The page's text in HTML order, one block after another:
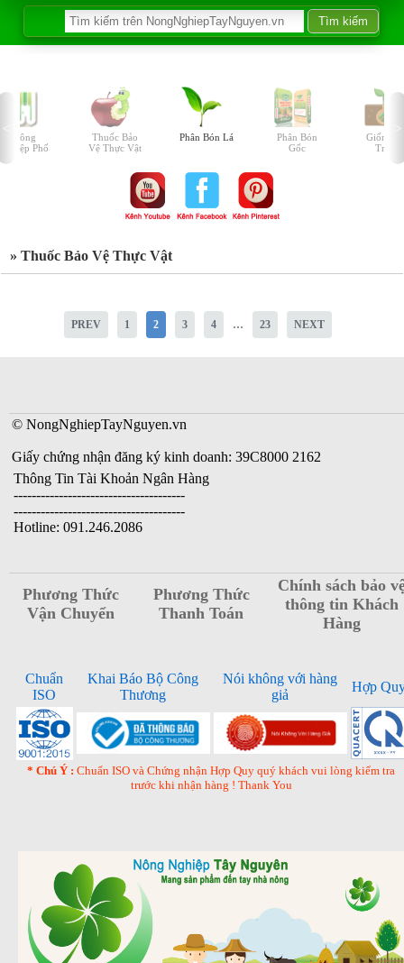
Nông
Nghiệp Phố
Thuốc Bảo
Vệ Thực Vật
Phân Bón Lá
Phân Bón
Gốc
Giống
Trồng
» Thuốc Bảo Vệ Thực Vật
PREV 1 2 3 4 ... 23 NEXT
© NongNghiepTayNguyen.vn
Giấy chứng nhận đăng ký kinh doanh: 39C8000 2162
Thông Tin Tài Khoản Ngân Hàng
--------------------------------------
--------------------------------------
Hotline: 091.246.2086
Phương Thức
Vận Chuyển
Phương Thức
Thanh Toán
Chính sách bảo
thông tin Khách
Hàng
Chuẩn
ISO
Khai Báo Bộ Công
Thương
Nói không với hàng
giả
Hợp
* Chú Ý : Chuẩn ISO và Chứng nhận Hợp Quy quý khách vui lòng kiểm tra
trước khi nhận hàng ! Thank You